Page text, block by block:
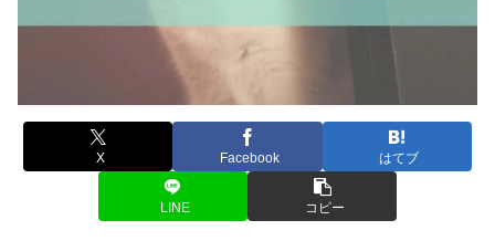
X Facebook はてブ
LINE コピー